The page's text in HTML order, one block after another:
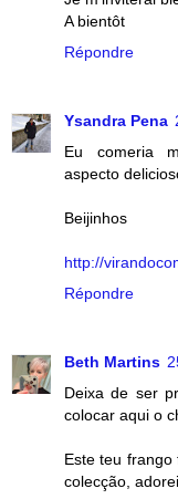
A bientôt
Répondre
Ysandra Pena
Eu comeria
aspecto
Beijinhos
http://
Répondre
Beth Martins
Deixa de ser
colocar aqui o
Este teu
colecção,